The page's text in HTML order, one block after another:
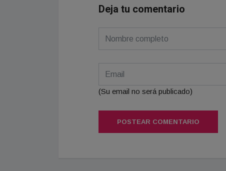
Deja tu comentario
(Su email no será publicado)
POSTEAR COMENTARIO